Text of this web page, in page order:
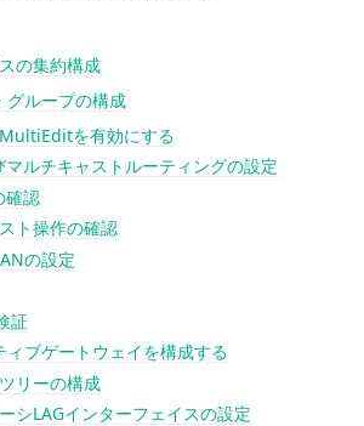
の集約構成
グループの構成
を有効にする
マルチキャストルーティングの設定
確認
ト操作の確認
の設定
証
ィブゲートウェイを構成する
リーの構成
シLAGインターフェイスの設定